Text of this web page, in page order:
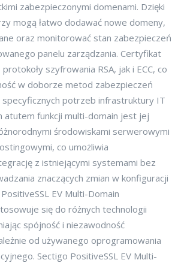
zabezpieczonymi domenami. Dzięki
mogą łatwo dodawać nowe domeny,
oraz monitorować stan zabezpieczeń
panelu zarządzania. Certyfikat
szyfrowania RSA, jak i ECC, co
w doborze metod zabezpieczeń
potrzeb infrastruktury IT
atutem funkcji multi-domain jest jej
środowiskami serwerowymi
co umożliwia
z istniejącymi systemami bez
znaczących zmian w konfiguracji
EV Multi-Domain
się do różnych technologii
spójność i niezawodność
od używanego oprogramowania
Sectigo PositiveSSL EV Multi-